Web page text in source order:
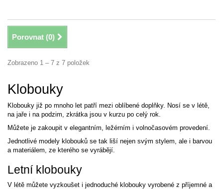
Porovnat (0)
Zobrazeno 1 – 7 z 7 položek
Klobouky
Klobouky již po mnoho let patří mezi oblíbené doplňky. Nosí se v létě,
na jaře i na podzim, zkrátka jsou v kurzu po celý rok.
Můžete je zakoupit v elegantním, ležérním i volnočasovém provedení.
Jednotlivé modely klobouků se tak liší nejen svým stylem, ale i barvou
a materiálem, ze kterého se vyrábějí.
Letní klobouky
V létě můžete vyzkoušet i jednoduché klobouky vyrobené z příjemné a